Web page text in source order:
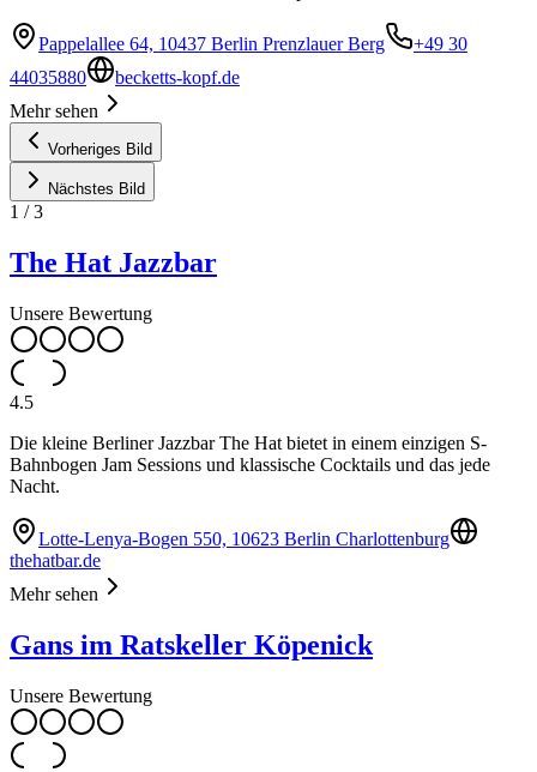
Pappelallee 64, 10437 Berlin Prenzlauer Berg
+49 30
44035880
becketts-kopf.de
Mehr sehen
Vorheriges Bild
Nächstes Bild
1 /3
The Hat Jazzbar
Unsere Bewertung
4.5
Die kleine Berliner Jazzbar The Hat bietet in einem einzigen S-
Bahnbogen Jam Sessions und klassische Cocktails und das jede
Nacht.
Lotte-Lenya-Bogen 550, 10623 Berlin Charlottenburg
thehatbar.de
Mehr sehen
Gans im Ratskeller Köpenick
Unsere Bewertung